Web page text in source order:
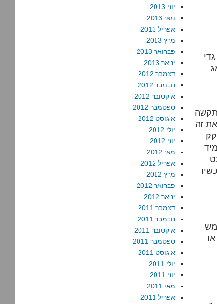
זה
יוני 2013
מאי 2013
אפריל 2013
מרץ 2013
פברואר 2013
ינואר 2013
דצמבר 2012
נובמבר 2012
אוקטובר 2012
ספטמבר 2012
אוגוסט 2012
יולי 2012
יוני 2012
מאי 2012
אפריל 2012
מרץ 2012
פברואר 2012
ינואר 2012
דצמבר 2011
נובמבר 2011
אוקטובר 2011
ספטמבר 2011
אוגוסט 2011
יולי 2011
יוני 2011
מאי 2011
אפריל 2011